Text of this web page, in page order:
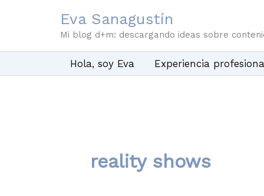
Eva Sanagustín
Mi blog d+m: descargando ideas sobre
Hola, soy Eva Experiencia
reality shows